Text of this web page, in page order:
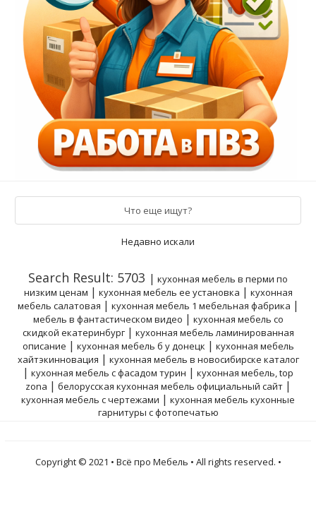
Что еще ищут?
Недавно искали
Search Result: 5703 | кухонная мебель в перми по
низким ценам | кухонная мебель ее установка | кухонная
мебель салатовая | кухонная мебель 1 мебельная фабрика |
мебель в фантастическом видео | кухонная мебель со
скидкой екатеринбург | кухонная мебель ламинированная
описание | кухонная мебель б у донецк | кухонная мебель
хайтэкинновация | кухонная мебель в новосибирске каталог
| кухонная мебель с фасадом турин | кухонная мебель, top
zona | белорусская кухонная мебель официальный сайт |
кухонная мебель с чертежами | кухонная мебель кухонные
гарнитуры с фотопечатью
Copyright © 2021 • Всё про Мебель • All rights reserved. •